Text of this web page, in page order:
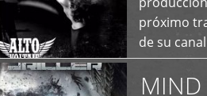
próximo
de su
momento
MIND